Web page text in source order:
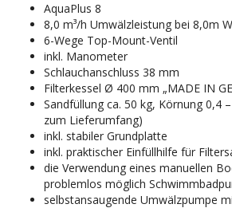
AquaPlus 8
8,0 m³/h Umwälzleistung bei 8,0m
6-Wege Top-Mount-Ventil
inkl. Manometer
Schlauchanschluss 38 mm
Filterkessel Ø 400 mm „MADE IN
Sandfüllung ca. 50 kg, Körnung 0,4
zum Lieferumfang)
inkl. stabiler Grundplatte
inkl. praktischer Einfüllhilfe für
die Verwendung eines manuellen
problemlos möglich
selbstansaugende Umwälzpumpe